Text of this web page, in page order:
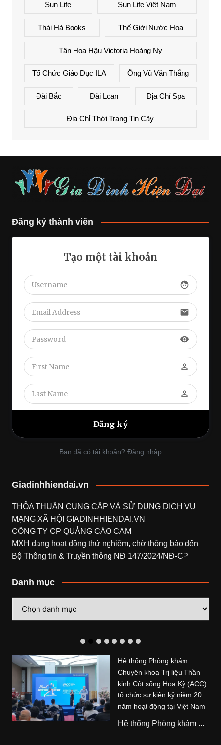
Sun Life Sun Life Việt Nam
Thái Hà Books Thế Giới Nước Hoa
Tân Hoa Hậu Victoria Hoàng Ny
Tổ Chức Giáo Dục ILA Ông Vũ Văn Thắng
Đài Bắc Đài Loan Địa Chỉ Spa
Địa Chỉ Thời Trang Tin Cậy
Đăng ký thành viên
Tạo một tài khoản
face
email
visibility
perm_identity
perm_identity
Bạn đã có tài khoản? Đăng nhập
Giadinhhiendai.vn
THỎA THUẬN CUNG CẤP VÀ SỬ DỤNG DỊCH VỤ
MẠNG XÃ HỘI GIADINHHIENDAI.VN
CÔNG TY CP QUẢNG CÁO CAM
MXH đang hoạt động thử nghiệm, chờ thông báo đến
Bộ Thông tin & Truyền thông NĐ 147/2024/NĐ-CP
Danh mục
mục
Hệ thống Phòng khám
Chuyên khoa Trị liệu Thần
kinh Cột sống Hoa Kỳ (ACC)
tổ chức sự kiện kỷ niệm 20
năm hoạt động tại Việt Nam
Hệ thống Phòng khám ...